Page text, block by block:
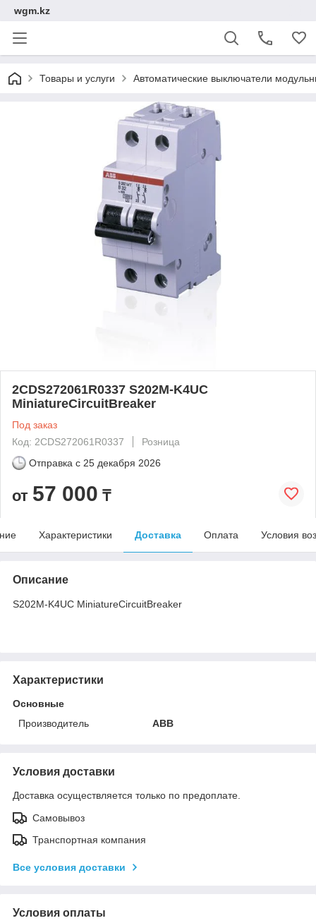
wgm.kz
Товары и услуги Автоматические выключатели
2CDS272061R0337 S202M-K4UC
MiniatureCircuitBreaker
Под заказ
Код: 2CDS272061R0337
Розница
Отправка с 25 декабря 2026
от 57 000 ₸
Характеристики Доставка Оплата Условия
Описание
S202M-K4UC MiniatureCircuitBreaker
Характеристики
Основные
Производитель
ABB
Условия доставки
Доставка осуществляется только по предоплате.
Самовывоз
Транспортная компания
Все условия доставки
Условия оплаты